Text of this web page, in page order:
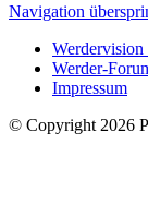
Navigation
Werdervision
Werder-
Impressum
© Copyright 2026